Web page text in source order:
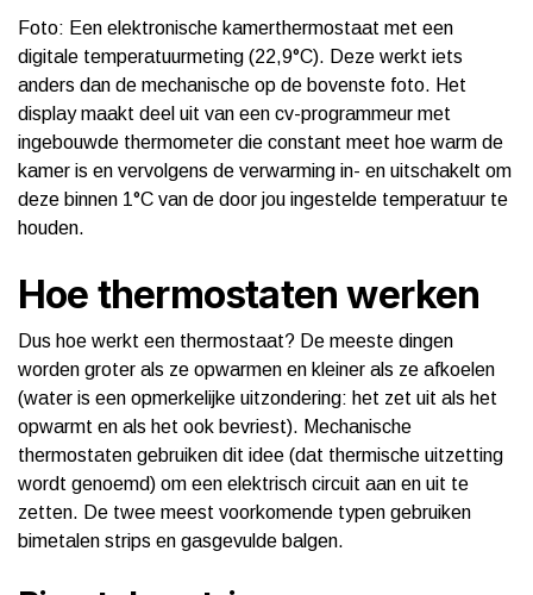
Foto: Een elektronische kamerthermostaat met een
digitale temperatuurmeting (22,9°C). Deze werkt iets
anders dan de mechanische op de bovenste foto. Het
display maakt deel uit van een cv-programmeur met
ingebouwde thermometer die constant meet hoe warm de
kamer is en vervolgens de verwarming in- en uitschakelt om
deze binnen 1°C van de door jou ingestelde temperatuur te
houden.
Hoe thermostaten werken
Dus hoe werkt een thermostaat? De meeste dingen
worden groter als ze opwarmen en kleiner als ze afkoelen
(water is een opmerkelijke uitzondering: het zet uit als het
opwarmt en als het ook bevriest). Mechanische
thermostaten gebruiken dit idee (dat thermische uitzetting
wordt genoemd) om een ​​elektrisch circuit aan en uit te
zetten. De twee meest voorkomende typen gebruiken
bimetalen strips en gasgevulde balgen.